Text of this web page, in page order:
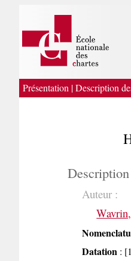
Présentation |Description
Auteur :
Datation :